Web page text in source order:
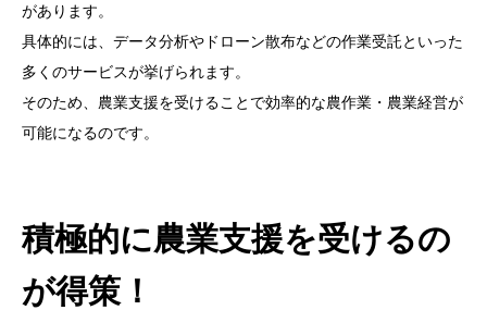
があります。
具体的には、データ分析やドローン散布などの作業受託といった
多くのサービスが挙げられます。
そのため、農業支援を受けることで効率的な農作業・農業経営が
可能になるのです。
積極的に農業支援を受けるの
が得策！